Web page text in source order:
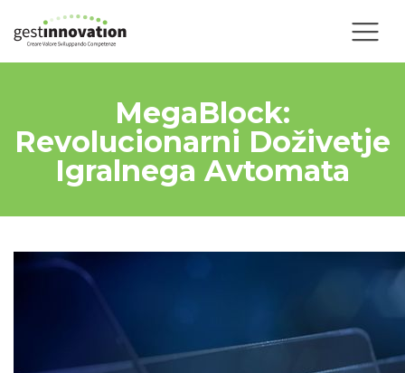
MegaBlock:
Revolucionarni Doživetje
Igralnega Avtomata